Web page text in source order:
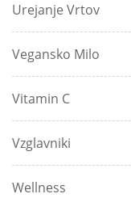
Urejanje Vrtov
Vegansko Milo
Vitamin C
Vzglavniki
Wellness